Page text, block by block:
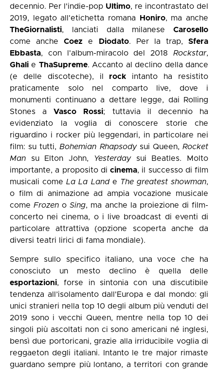
decennio. Per l'indie-pop Ultimo, re incontrastato del
2019, legato all'etichetta romana
Honiro, ma anche
TheGiornalisti, lanciati dalla milanese Carosello
come ancheCoez e Diodato. Per la trap, Sfera
Ebbasta, con l'album-miracolo del 2018 Rockstar,
Ghali e ThaSupreme. Accanto al declino della dance
(e delle discoteche), il
rock intanto ha resistito
praticamente solo nel comparto live, dove i
monumenti continuano a dettare legge, dai Rolling
Stones aVasco Rossi; tuttavia il decennio ha
evidenziato la voglia di conoscere storie che
riguardino i rocker più leggendari, in particolare nei
film: su tutti,Bohemian Rhapsodysui Queen,Rocket
Man su Elton John, Yesterdaysui Beatles. Molto
importante, a proposito di cinema, il successo di film
musicali comeLa La Lande The greatest showman,
o film di animazione ad ampia vocazione musicale
comeFrozen oSing, ma anche la proiezione di film-
concerto nei cinema, o i live broadcast di eventi di
particolare attrattiva (opzione scoperta anche da
diversi teatri lirici di fama mondiale).
Sempre sullo specifico italiano, una voce che ha
conosciuto un mesto declino è quella delle
esportazioni, forse in sintonia con una discutibile
tendenza all’isolamento dall'Europa e dal mondo: gli
unici stranieri nella top 10 degli album più venduti del
2019 sono i vecchi Queen, mentre nella top 10 dei
singoli più ascoltati non ci sono americani né inglesi,
bensì due portoricani, grazie alla irriducibile voglia di
reggaeton degli italiani. Intanto le tre major rimaste
guardano sempre più lontano, a territori con grande